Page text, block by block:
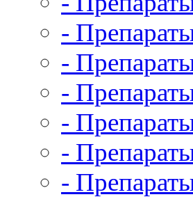
-
-
-
-
-
-